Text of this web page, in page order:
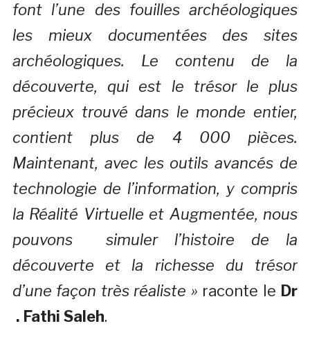
font l’une des fouilles archéologiques
les mieux documentées des sites
archéologiques. Le contenu de la
découverte, qui est le trésor le plus
précieux trouvé dans le monde entier,
contient plus de 4 000 pièces.
Maintenant, avec les outils avancés de
technologie de l’information, y compris
la Réalité Virtuelle et Augmentée, nous
pouvons simuler l’histoire de la
découverte et la richesse du trésor
d’une façon très réaliste » raconte le Dr
. Fathi Saleh.